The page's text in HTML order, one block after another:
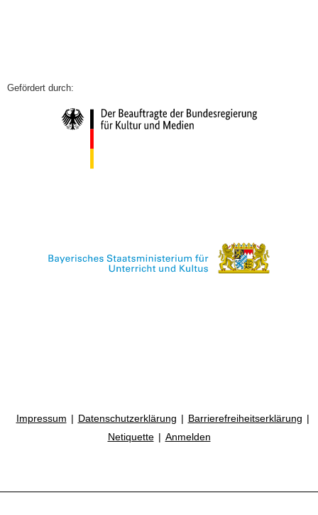
Impressum Datenschutzerklärung
Barrierefreiheitserklärung
Netiquette
Anmelden